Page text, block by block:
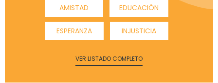
AMISTAD EDUCACIÓN
ESPERANZA INJUSTICIA
VER LISTADO COMPLETO